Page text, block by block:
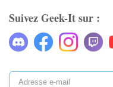
Suivez Geek-It sur :
A